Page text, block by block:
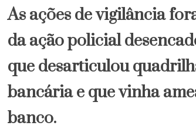
As ações de vigilância
da ação policial
que desarticulou
bancária e que vinha
banco.